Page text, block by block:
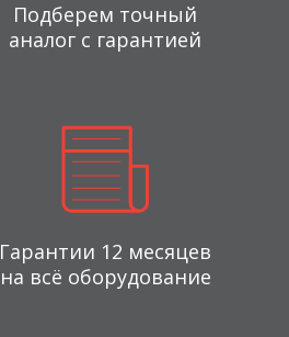
Подберем точный
аналог с гарантией
Гарантии 12 месяцев
на всё оборудование